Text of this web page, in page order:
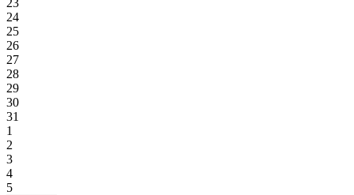
23
24
25
26
27
28
29
30
31
1
2
3
4
5